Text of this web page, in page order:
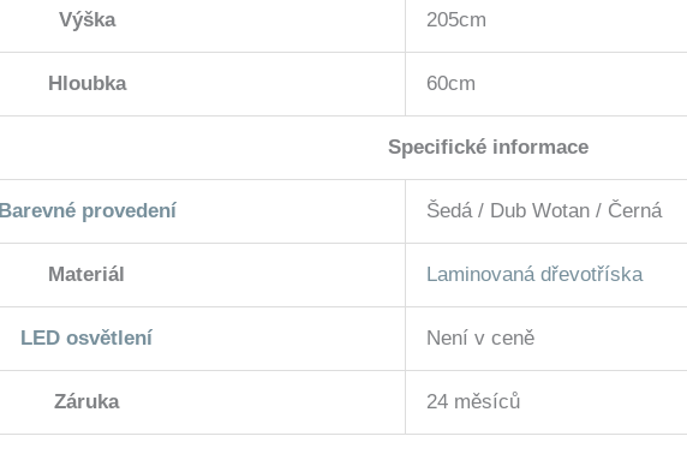
Výška 205cm
Hloubka 60cm
Specifické informace
Barevné provedení Šedá / Dub Wotan / Černá
Materiál Laminovaná dřevotříska
LED osvětlení Není v ceně
Záruka 24 měsíců